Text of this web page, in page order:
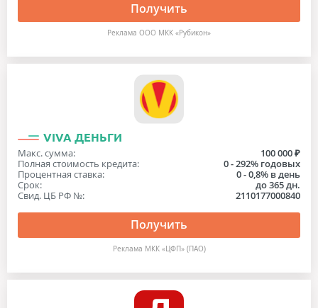
Получить
Реклама ООО МКК «Рубикон»
VIVA ДЕНЬГИ
Макс. сумма:
100 000 ₽
Полная стоимость кредита:
0 - 292% годовых
Процентная ставка:
0 - 0,8% в день
Срок:
до 365 дн.
Свид. ЦБ РФ №:
2110177000840
Получить
Реклама МКК «ЦФП» (ПАО)